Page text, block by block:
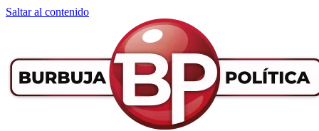
Saltar al contenido